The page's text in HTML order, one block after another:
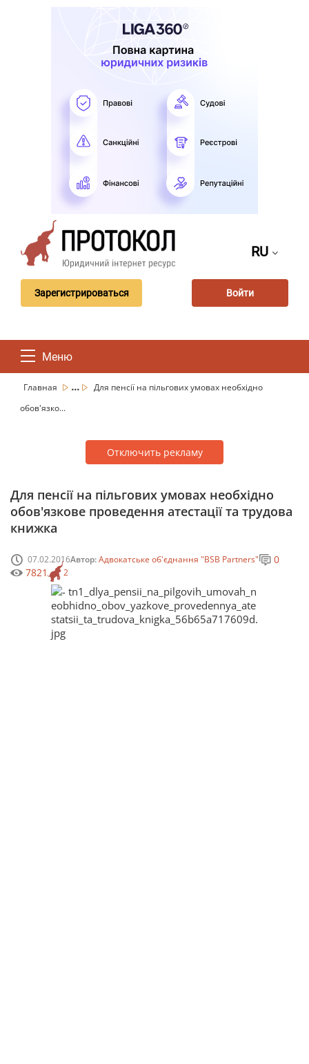
RU
Зарегистрироваться Войти
Меню
Главная ...
Для пенсії на пільгових умовах необхідно
обов'язко...
Отключить рекламу
Для пенсії на пільгових умовах необхідно
обов'язкове проведення атестації та трудова
книжка
07.02.2016Автор:Адвокатське об'єднання "BSB Partners"
2
0
7821